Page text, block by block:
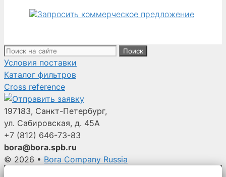
Поиск:
Условия поставки
Каталог фильтров
Cross reference
197183, Санкт-Петербург,
ул. Сабировская, д. 45А
+7 (812) 646-73-83
bora@bora.spb.ru
© 2026 • Bora Company Russia